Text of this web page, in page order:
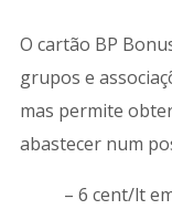
O cartão BP
grupos e
mas permite
abastecer num
– 6 cent/lt